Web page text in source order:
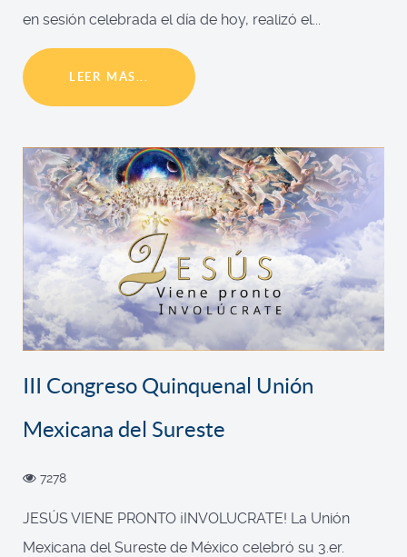
en sesión celebrada el día de hoy, realizó el...
LEER MÁS...
III Congreso Quinquenal Unión
Mexicana del Sureste
7278
JESÚS VIENE PRONTO ¡INVOLUCRATE! La Unión
Mexicana del Sureste de México celebró su 3.er.